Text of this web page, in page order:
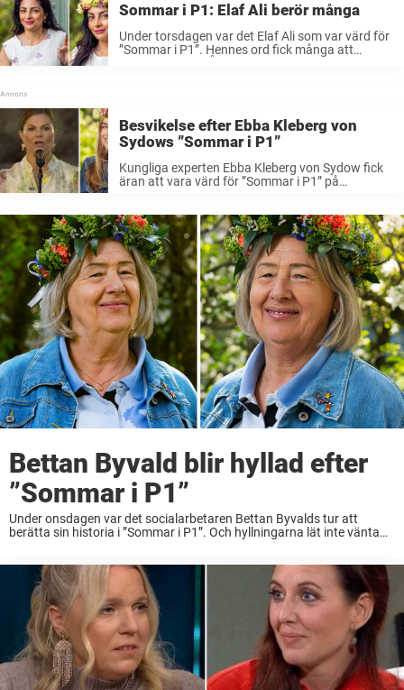
Sommar i P1: Elaf Ali berör många
Under torsdagen var det Elaf Ali som var värd för
”Sommar i P1”. Hennes ord fick många att
Besvikelse efter Ebba Kleberg von
Sydows ”Sommar i P1”
Kungliga experten Ebba Kleberg von Sydow fick
äran att vara värd för ”Sommar i P1” på
”Jag stängde av, fullkomligt ointresserad av ...
Bettan Byvald blir hyllad efter
”Sommar i P1”
Under onsdagen var det socialarbetaren Bettan Byvalds tur att
berätta sin historia i ”Sommar i P1”. Och hyllningarna lät inte vänta